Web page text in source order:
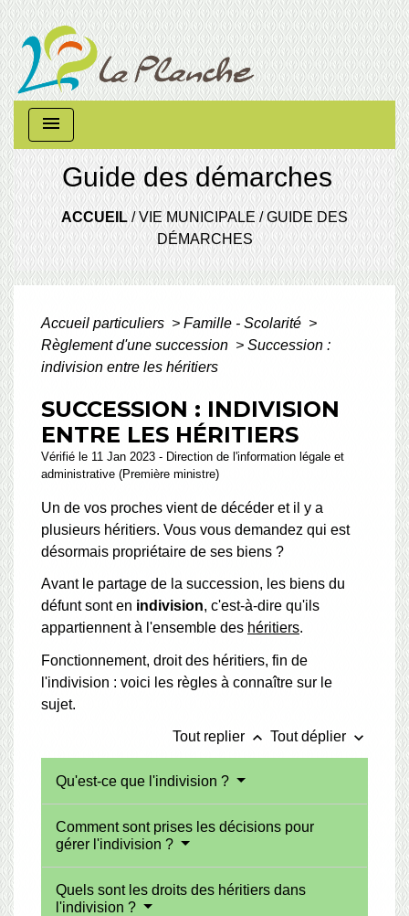
menu
Guide des démarches
ACCUEIL/VIE MUNICIPALE/GUIDE DES
DÉMARCHES
Accueil particuliers > Famille - Scolarité >
Règlement d'une succession > Succession :
indivision entre les héritiers
SUCCESSION : INDIVISION
ENTRE LES HÉRITIERS
Vérifié le 11 Jan 2023 - Direction de l'information légale et
administrative (Première ministre)
Un de vos proches vient de décéder et il y a
plusieurs héritiers. Vous vous demandez qui est
désormais propriétaire de ses biens ?
Avant le partage de la succession, les biens du
défunt sont en indivision, c'est-à-dire qu'ils
appartiennent à l'ensemble des héritiers.
Fonctionnement, droit des héritiers, fin de
l'indivision : voici les règles à connaître sur le
sujet.
Tout replier keyboard_arrow_up Tout déplier keyboard_arrow_down
Qu'est-ce que l'indivision ?
Comment sont prises les décisions pour
gérer l'indivision ?
Quels sont les droits des héritiers dans
l'indivision ?